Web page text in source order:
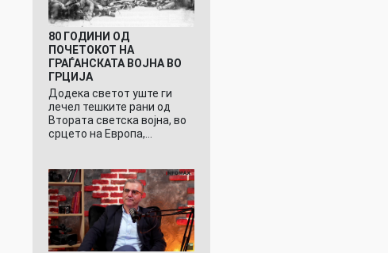
80 ГОДИНИ ОД
ПОЧЕТОКОТ НА
ГРАЃАНСКАТА ВОЈНА ВО
ГРЦИЈА
Додека светот уште ги
лечел тешките рани од
Втората светска војна, во
срцето на Европа,…